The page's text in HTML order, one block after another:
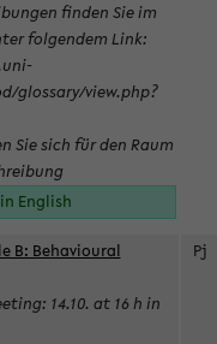
finden Sie im
folgendem Link:
glossary/view.php?
Sie sich für den Raum
English
B: Behavioural
14.10. at 16 h in
Pj